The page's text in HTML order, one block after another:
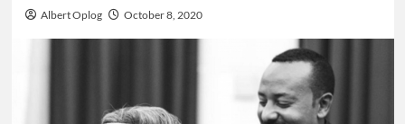
Albert Oplog October 8, 2020